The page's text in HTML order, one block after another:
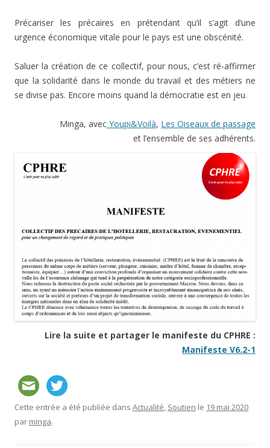
Précariser les précaires en prétendant qu’il s’agit d’une
urgence économique vitale pour le pays est une obscénité.
Saluer la création de ce collectif, pour nous, c’est ré-affirmer
que la solidarité dans le monde du travail et des métiers ne
se divise pas. Encore moins quand la démocratie est en jeu.
Minga, avec Youpi&Voilà, Les Oiseaux de passage
et l’ensemble de ses adhérents.
Lire la suite et partager le manifeste du CPHRE :
Manifeste V6.2-1
Cette entrée a été publiée dans Actualité, Soutien le 19 mai 2020
par minga.